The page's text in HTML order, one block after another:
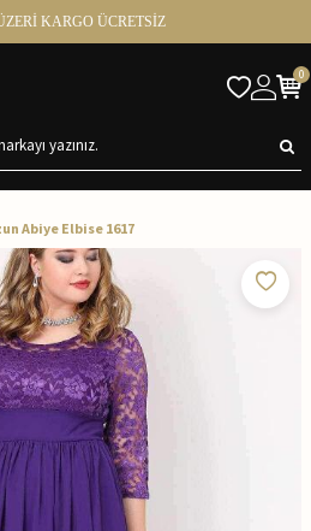
KARGO ÜCRETSİZ
0
Abiye Elbise 1617